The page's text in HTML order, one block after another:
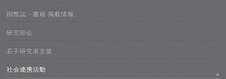
国際誌・書籍 掲載情報
研究部会
若手研究者支援
社会連携活動